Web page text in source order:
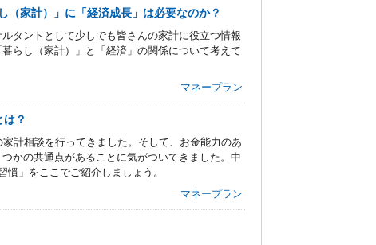
（家計）」に「経済成長」は必要なのか？
タントとして少しでも皆さんの家計に役立つ情報
らし（家計）」と「経済」の関係について考えて
マネープラン
？
計相談を行ってきました。そして、お金能力のあ
かの共通点があることに気がついてきました。中
」をここでご紹介しましょう。
マネープラン